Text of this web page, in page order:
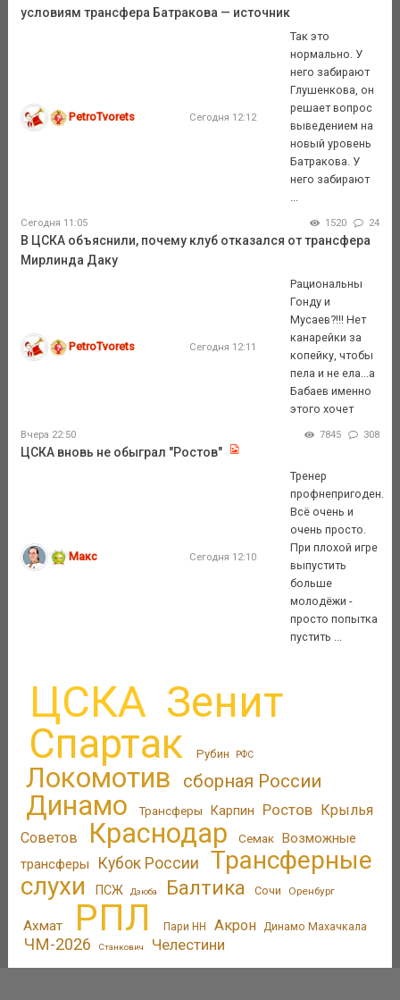
условиям трансфера Батракова — источник
PetroTvorets Сегодня 12:12
Так это
нормально. У
него забирают
Глушенкова, он
решает вопрос
выведением на
новый уровень
Батракова. У
него забирают
...
Сегодня 11:05 1520 24
В ЦСКА объяснили, почему клуб отказался от трансфера
Мирлинда Даку
PetroTvorets Сегодня 12:11
Рациональны
Гонду и
Мусаев?!!! Нет
канарейки за
копейку, чтобы
пела и не ела...а
Бабаев именно
этого хочет
Вчера 22:50 7845 308
ЦСКА вновь не обыграл "Ростов"
Макс Сегодня 12:10
Тренер
профнепригоден.
Всё очень и
очень просто.
При плохой игре
выпустить
больше
молодёжи -
просто попытка
пустить ...
ЦСКА Зенит
Спартак Рубин РФС
Локомотив сборная России
Динамо Трансферы Карпин Ростов
Крылья
Советов
Краснодар Семак Возможные
трансферы
Кубок России
Трансферные
слухи
ПСЖ Дзюба Балтика Сочи Оренбург
Ахмат РПЛ Пари НН Акрон Динамо Махачкала
ЧМ-2026 Станкович Челестини